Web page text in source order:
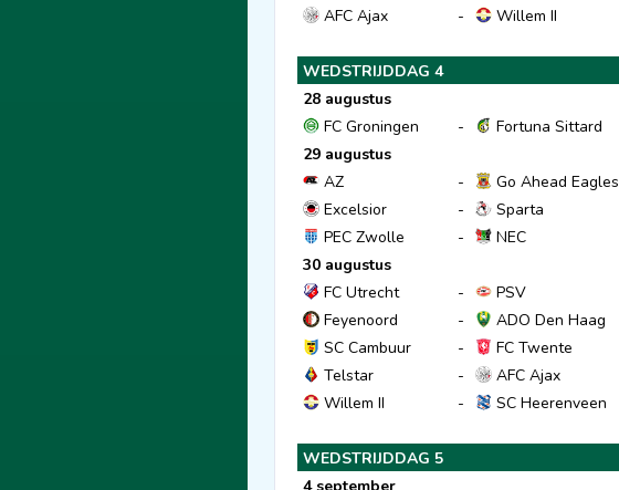
AFC Ajax
- Willem II
WEDSTRIJDDAG 4
28 augustus
FC Groningen
-
Fortuna Sittard
29 augustus
AZ
-
Go Ahead Eagles
Excelsior
-
Sparta
PEC Zwolle
-
NEC
30 augustus
FC Utrecht
-
PSV
Feyenoord
-
ADO Den Haag
SC Cambuur
-
FC Twente
Telstar
-
AFC Ajax
Willem II
- SC Heerenveen
WEDSTRIJDDAG 5